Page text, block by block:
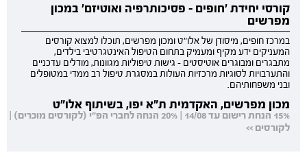
קורסי יחידת 'חופים - פסיכותרפיה ואוטיזם' במכון
מפרשים
במרכז חופים, מיסודן של אלו"ט ומכון מפרשים, תוכלו למצוא קורסים
המעניקים ידע מקיף ומעמיק בתחום הטיפול האינטגרטיבי בילדים,
מתבגרים ומבוגרים אוטיסטים - גישות טיפוליות מגוונות, מודלים עדכניים
והתערבויות לסוגיות מרכזיות העולות במסגרת טיפול רב ממדי במטופלים
ובני משפחותיהם.
מכון מפרשים, האקדמית ת"א יפו, בשיתוף אלו"ט
15% הנחת רישום עד 14/08 | 20% הנחה לחברי הפ"י (לקורסים מוכרים) |
לקורסים >>